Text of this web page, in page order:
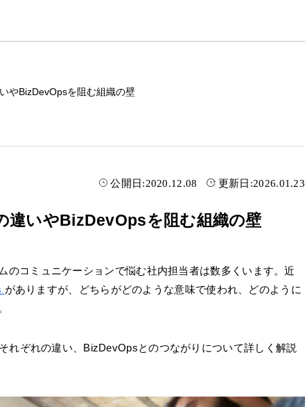
やBizDevOpsを阻む組織の壁
公開日:2020.12.08 更新日:2026.01.23
違いやBizDevOpsを阻む組織の壁
のコミュニケーションで悩む社内担当者は数多くいます。近
がありますが、どちらがどのような意味で使われ、どのように
れぞれの違い、BizDevOpsとのつながりについて詳しく解説